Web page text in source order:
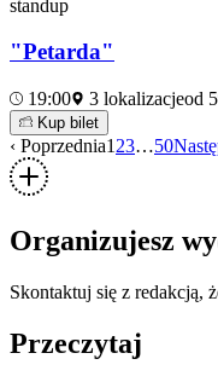
standup
"Petarda"
19:00 3 lokalizacjeod
Kup bilet
‹ Poprzednia1 23…50
Organizujesz
Skontaktuj się z redakcją,
Przeczytaj